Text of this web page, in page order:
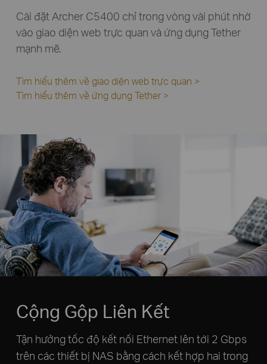
Cài đặt Archer C5400 chỉ trong vòng vài phút nhờ
vào giao diện web trực quan và ứng dụng Tether
mạnh mẽ.
Tìm hiểu thêm về giao diện web trực quan >
Tìm hiểu thêm về ứng dụng Tether >
Cộng Gộp Liên Kết
Tận hưởng tốc độ kết nối Ethernet lên tới 2 Gbps
trên các thiết bị NAS bằng cách kết hợp hai trong